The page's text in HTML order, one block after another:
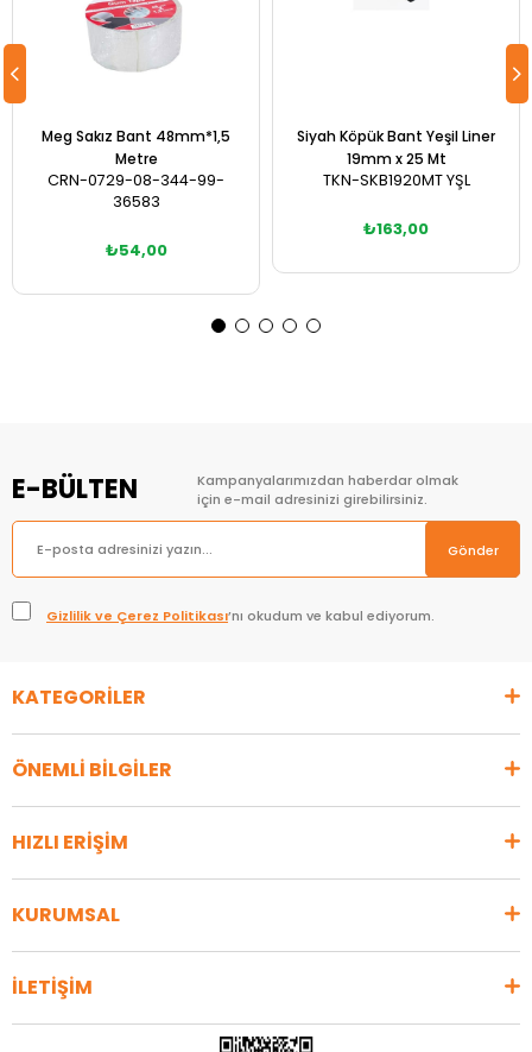
Meg Sakız Bant 48mm*1,5
Metre
CRN-0729-08-344-99-
36583
₺54,00
Siyah Köpük Bant Yeşil Liner
19mm x 25 Mt
TKN-SKB1920MT YŞL
₺163,00
E-BÜLTEN
Kampanyalarımızdan haberdar olmak
için e-mail adresinizi girebilirsiniz.
Gönder
Gizlilik ve Çerez Politikası’nı okudum ve kabul ediyorum.
KATEGORİLER
ÖNEMLİ BİLGİLER
HIZLI ERİŞİM
KURUMSAL
İLETİŞİM